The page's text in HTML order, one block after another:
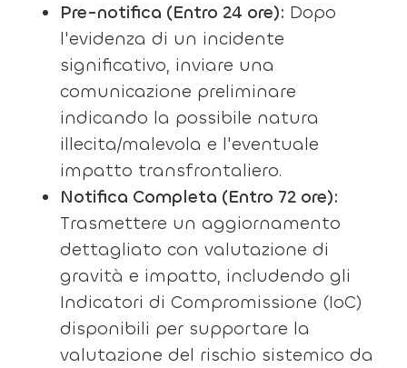
Pre-notifica (Entro 24 ore): Dopo
l'evidenza di un incidente
significativo, inviare una
comunicazione preliminare
indicando la possibile natura
illecita/malevola e l'eventuale
impatto transfrontaliero.
Notifica Completa (Entro 72 ore):
Trasmettere un aggiornamento
dettagliato con valutazione di
gravità e impatto, includendo gli
Indicatori di Compromissione (IoC)
disponibili per supportare la
valutazione del rischio sistemico da